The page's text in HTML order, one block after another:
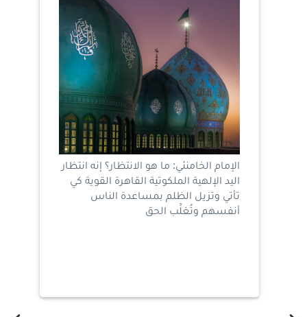
الإمام الخامنئي: ما هو الانتظار؟ إنه انتظار
اليد الإلهية الملكوتية القاهرة القوية كي
تأتي وتزيل الظلم بمساعدة الناس
أنفسهم وتُغلِّب الحق